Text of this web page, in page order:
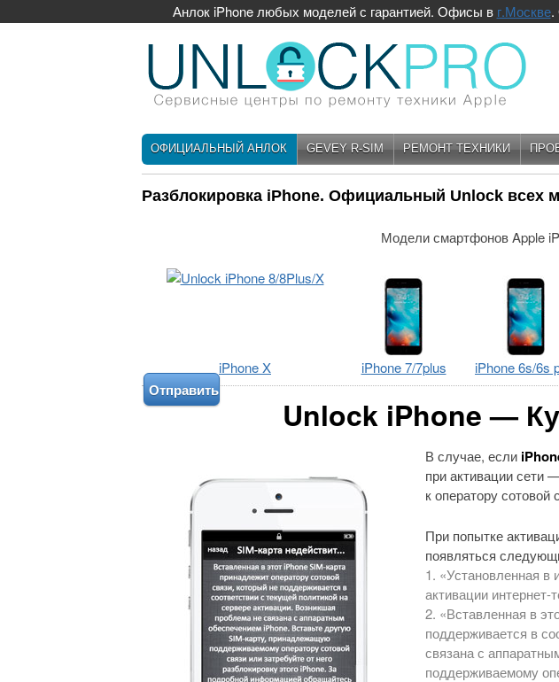
Анлок iPhone любых моделей с гарантией. Офисы в г.Москве.
ОФИЦИАЛЬНЫЙ АНЛОК GEVEY R-SIM РЕМОНТ ТЕХНИКИ
Разблокировка iPhone. Официальный Unlock всех
Модели смартфонов Apple
iPhone X iPhone 7/7plus iPhone 6s/6s
Unlock iPhone —
В случае, если
при активации сети
к оператору сотовой
При попытке
появляться
1. «Установленная в
активации
2. «Вставленная в
поддерживается в
связана с
поддерживаемому